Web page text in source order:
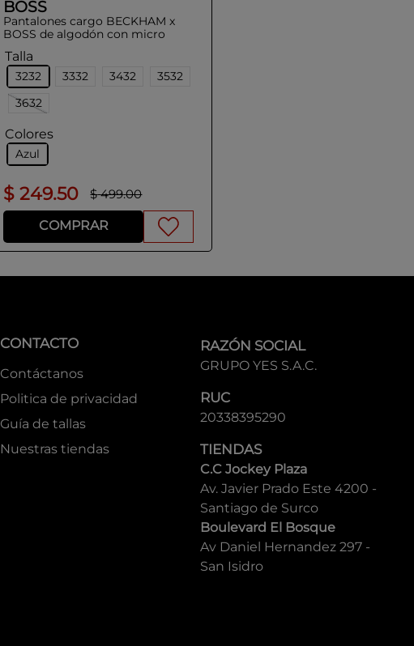
BOSS
Pantalones cargo BECKHAM x
BOSS de algodón con micro
Talla
3232 3332 3432
3532
3632
Colores
Azul
$ 249.50 $ 499.00
COMPRAR
CONTACTO
Contáctanos
Politica de privacidad
Guía de tallas
Nuestras tiendas
RAZÓN SOCIAL
GRUPO YES S.A.C.
RUC
20338395290
TIENDAS
C.C Jockey Plaza
Av. Javier Prado Este 4200 -
Santiago de Surco
Boulevard El Bosque
Av Daniel Hernandez 297 -
San Isidro